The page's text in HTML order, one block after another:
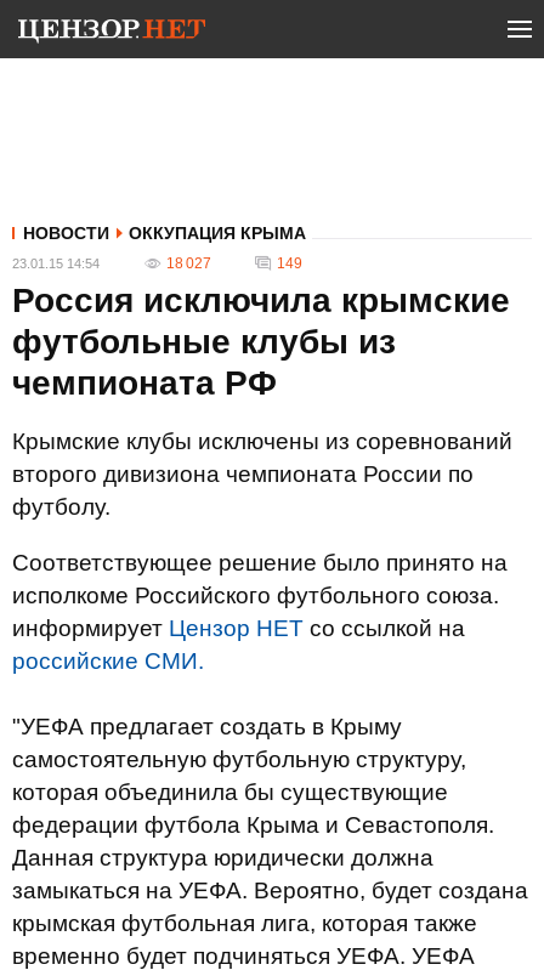
НОВОСТИ ОККУПАЦИЯ КРЫМА
23.01.15 14:54 18 027 149
Россия исключила крымские
футбольные клубы из
чемпионата РФ
Крымские клубы исключены из соревнований
второго дивизиона чемпионата России по
футболу.
Соответствующее решение было принято на
исполкоме Российского футбольного союза.
информирует Цензор НЕТ со ссылкой на
российские СМИ.
"УЕФА предлагает создать в Крыму
самостоятельную футбольную структуру,
которая объединила бы существующие
федерации футбола Крыма и Севастополя.
Данная структура юридически должна
замыкаться на УЕФА. Вероятно, будет создана
крымская футбольная лига, которая также
временно будет подчиняться УЕФА. УЕФА